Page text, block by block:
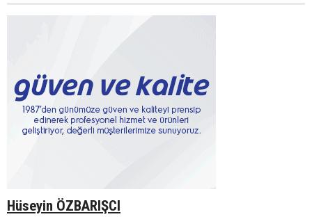
Hüseyin ÖZBARIŞCI